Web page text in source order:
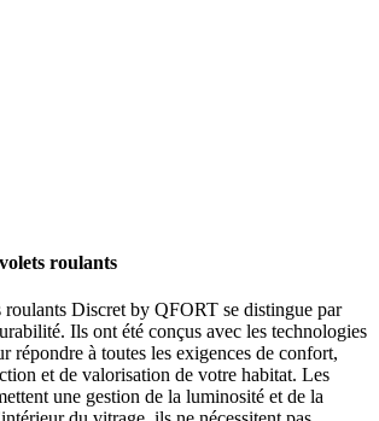
roulants
roulants Discret by QFORT se distingue par
Ils ont été conçus avec les technologies
répondre à toutes les exigences de confort,
et de valorisation de votre habitat. Les
une gestion de la luminosité et de la